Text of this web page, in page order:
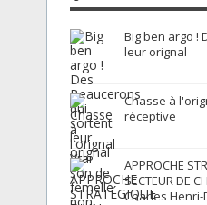
Big ben argo !
leur orignal
Chasse à
réceptive
APPROCHE
SECTEUR DE
Charles Henri-